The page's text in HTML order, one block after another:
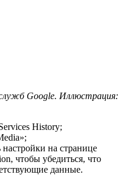
Google. Иллюстрация:
History;
на странице
чтобы убедиться, что
данные.